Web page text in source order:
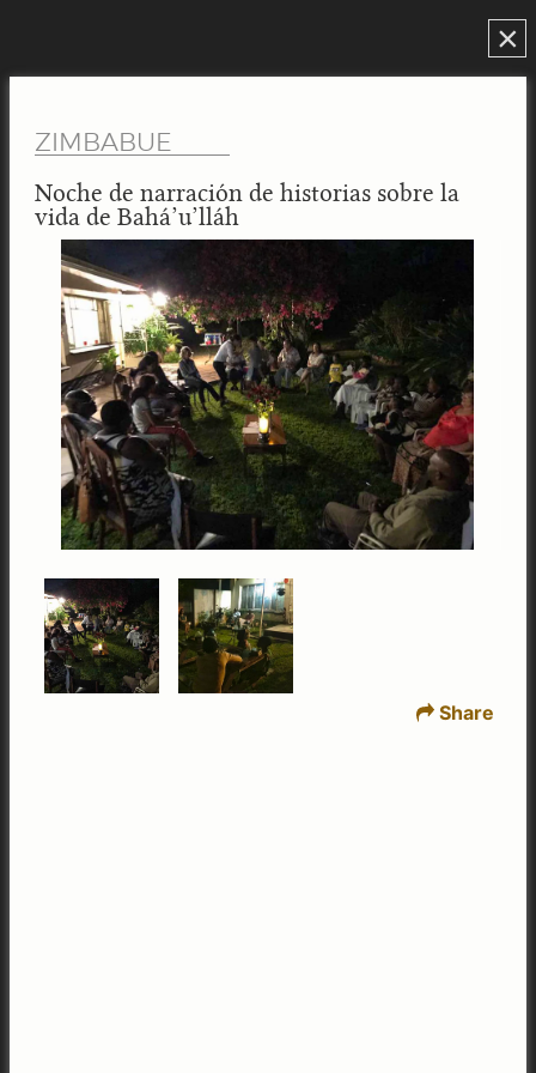
×
ZIMBABUE
Noche de narración de historias sobre la
vida de Bahá’u’lláh
Share